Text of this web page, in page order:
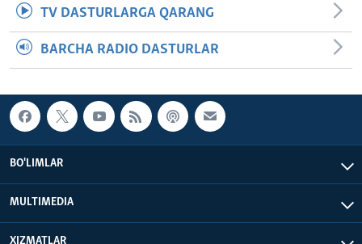
TV DASTURLARGA QARANG
BARCHA RADIO DASTURLAR
BO'LIMLAR
MULTIMEDIA
XIZMATLAR